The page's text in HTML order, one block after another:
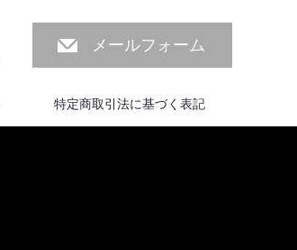
メールフォーム
特定商取引法に基づく表記